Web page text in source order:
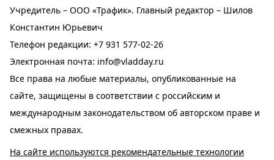
Учредитель – ООО «Трафик». Главный редактор – Шилов
Константин Юрьевич
Телефон редакции: +7 931 577-02-26
Электронная почта: info@vladday.ru
Все права на любые материалы, опубликованные на
сайте, защищены в соответствии с российским и
международным законодательством об авторском праве и
смежных правах.
На сайте используются рекомендательные технологии